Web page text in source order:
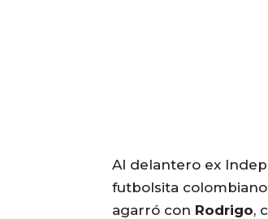
Al delantero ex
futbolsita
agarró con Rodrigo,